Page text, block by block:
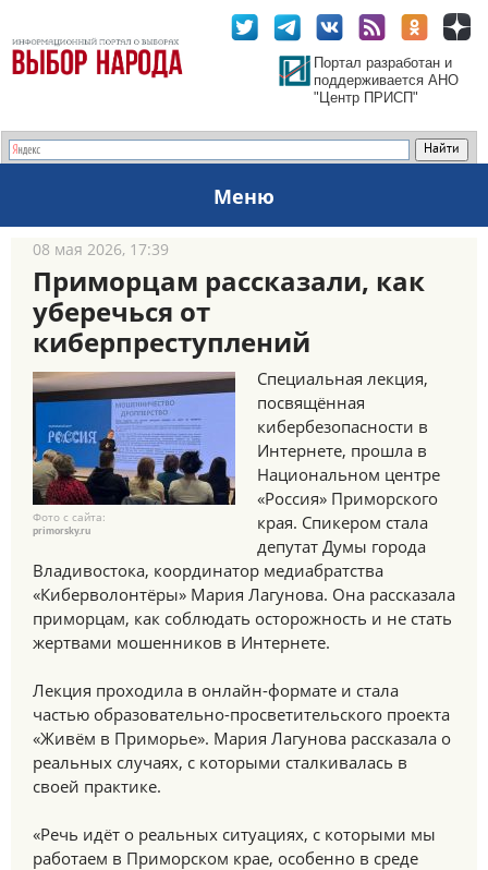
Портал разработан и
поддерживается АНО
"Центр ПРИСП"
Меню
08 мая 2026, 17:39
Приморцам рассказали, как
уберечься от
киберпреступлений
Фото с сайта:
primorsky.ru
Специальная лекция,
посвящённая
кибербезопасности в
Интернете, прошла в
Национальном центре
«Россия» Приморского
края. Спикером стала
депутат Думы города
Владивостока, координатор медиабратства
«Киберволонтёры» Мария Лагунова. Она рассказала
приморцам, как соблюдать осторожность и не стать
жертвами мошенников в Интернете.
Лекция проходила в онлайн-формате и стала
частью образовательно-просветительского проекта
«Живём в Приморье». Мария Лагунова рассказала о
реальных случаях, с которыми сталкивалась в
своей практике.
«Речь идёт о реальных ситуациях, с которыми мы
работаем в Приморском крае, особенно в среде